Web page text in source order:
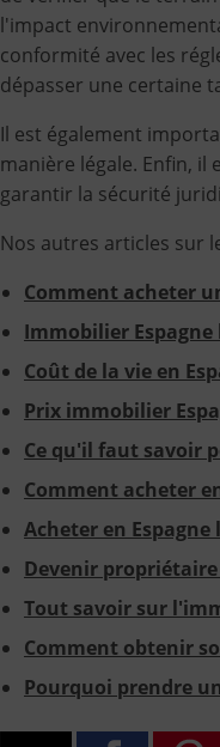
l'impact
conformité avec les
dépasser une certaine
Il est également
manière légale. Enfin,
garantir la sécurité
Nos autres articles sur
Comment acheter
Immobilier Espagne
Coût de la vie en
Prix immobilier
Ce qu'il faut savoir
Comment acheter
Acheter en Espagne
Devenir propriétaire
Tout savoir sur
Comment obtenir
Pourquoi prendre